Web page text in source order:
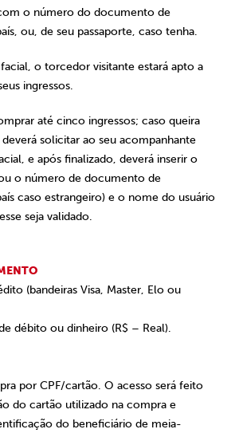
o número do documento de
ou, de seu passaporte, caso tenha.
o torcedor visitante estará apto a
ingressos.
até cinco ingressos; caso queira
solicitar ao seu acompanhante
e após finalizado, deverá inserir o
o número de documento de
caso estrangeiro) e o nome do usuário
seja validado.
(bandeiras Visa, Master, Elo ou
débito ou dinheiro (R$ – Real).
por CPF/cartão. O acesso será feito
do cartão utilizado na compra e
do beneficiário de meia-